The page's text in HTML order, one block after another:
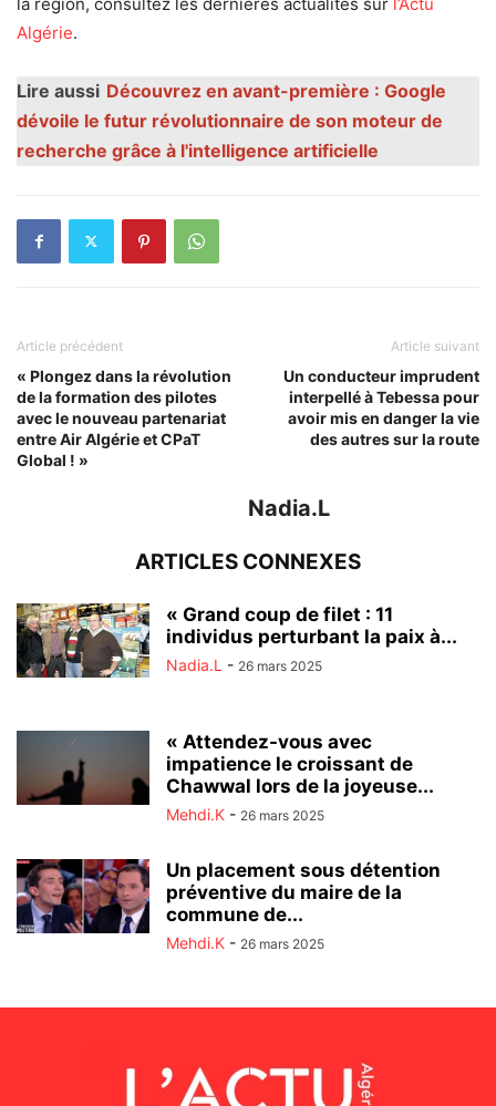
Algérie.
Lire aussi Découvrez en avant-première : Google
dévoile le futur révolutionnaire de son moteur de
recherche grâce à l'intelligence artificielle
Article précédent
« Plongez dans la révolution
de la formation des pilotes
avec le nouveau partenariat
entre Air Algérie et CPaT
Global ! »
Article suivant
Un conducteur imprudent
interpellé à Tebessa pour
avoir mis en danger la vie
des autres sur la route
Nadia.L
ARTICLES CONNEXES
« Grand coup de filet : 11
individus perturbant la paix à...
Nadia.L - 26 mars 2025
« Attendez-vous avec
impatience le croissant de
Chawwal lors de la joyeuse...
Mehdi.K - 26 mars 2025
Un placement sous détention
préventive du maire de la
commune de...
Mehdi.K - 26 mars 2025